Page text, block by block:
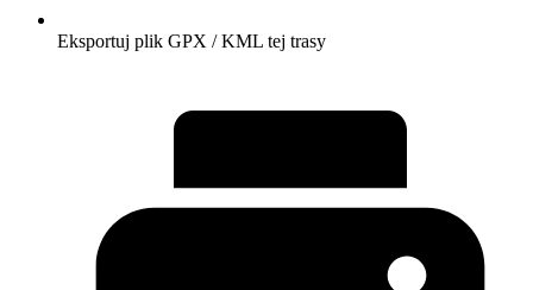
Eksportuj plik GPX / KML tej trasy